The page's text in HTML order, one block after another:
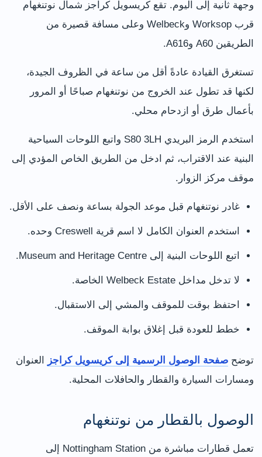
وجهة ثانية إلى اليوم. تقع كريسويل كراجز شمال نوتنغهام
قرب Worksop وWelbeck وعلى مسافة قصيرة من
الطريقين A60 وA616.
تستغرق القيادة عادةً أقل من ساعة في الظروف الجيدة،
لكنها قد تطول عند الخروج من نوتنغهام صباحًا أو المرور
بأعمال طرق أو ازدحام محلي.
استخدم الرمز البريدي S80 3LH واتبع اللوحات السياحية
البنية عند الاقتراب، ثم ادخل من الطريق الخاص المؤدي إلى
موقف مركز الزوار.
غادر نوتنغهام قبل موعد الجولة بساعة ونصف على الأقل.
استخدم العنوان الكامل لا اسم قرية Creswell وحده.
اتبع اللوحات البنية إلى Museum and Heritage Centre.
لا تدخل مداخل Welbeck Estate الخاصة.
احتفظ بوقت للموقف والمشي إلى الاستقبال.
خطط للعودة قبل إغلاق بوابة الموقف.
توضح صفحة الوصول الرسمية إلى كريسويل كراجز
العنوان
ومسارات السيارة والقطار والحافلات المحلية.
الوصول بالقطار من نوتنغهام
تعمل قطارات مباشرة من Nottingham Station إلى